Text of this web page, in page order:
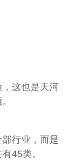
这也是天河
行业，而是
45类。